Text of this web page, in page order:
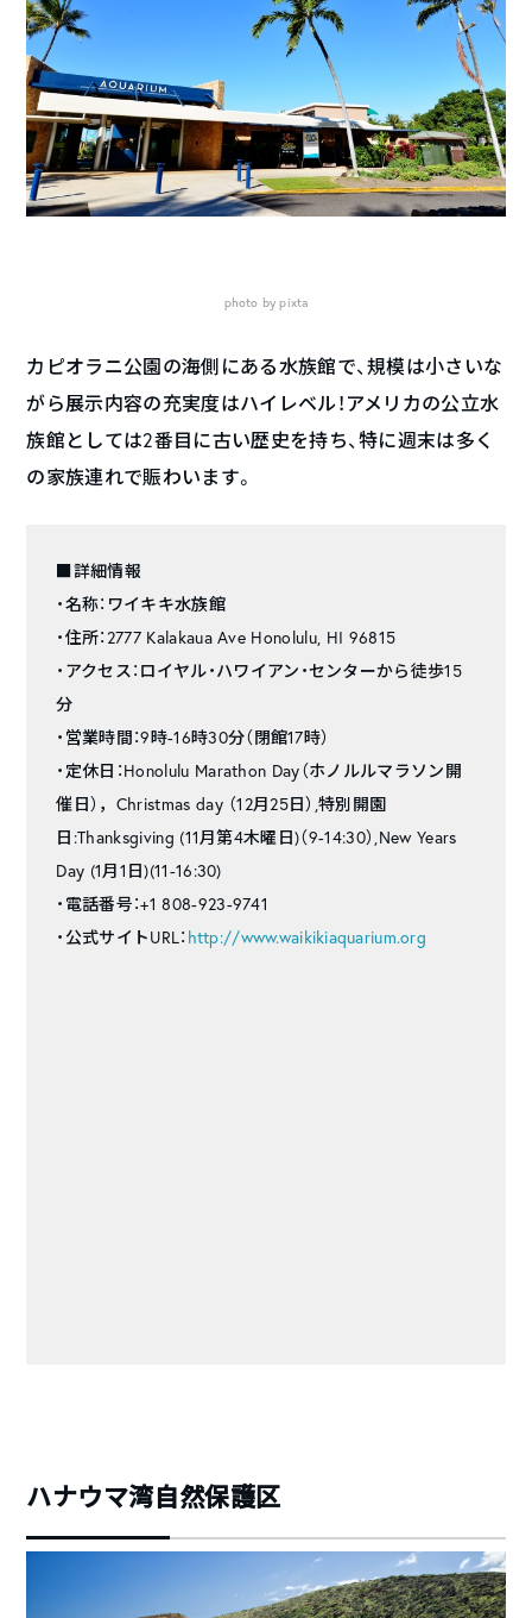
photo by pixta
カピオラニ公園の海側にある水族館で、規模は小さいな
がら展示内容の充実度はハイレベル！アメリカの公立水
族館としては2番目に古い歴史を持ち、特に週末は多く
の家族連れで賑わいます。
■詳細情報
・名称：ワイキキ水族館
・住所：2777 Kalakaua Ave Honolulu, HI 96815
・アクセス：ロイヤル・ハワイアン・センターから徒歩15
分
・営業時間：9時-16時30分（閉館17時）
・定休日：Honolulu Marathon Day（ホノルルマラソン開
催日），Christmas day （12月25日）,特別開園
日:Thanksgiving (11月第4木曜日)（9-14:30）,New Years
Day (1月1日)(11-16:30)
・電話番号：+1 808-923-9741
・公式サイトURL： http://www.waikikiaquarium.org
ハナウマ湾自然保護区